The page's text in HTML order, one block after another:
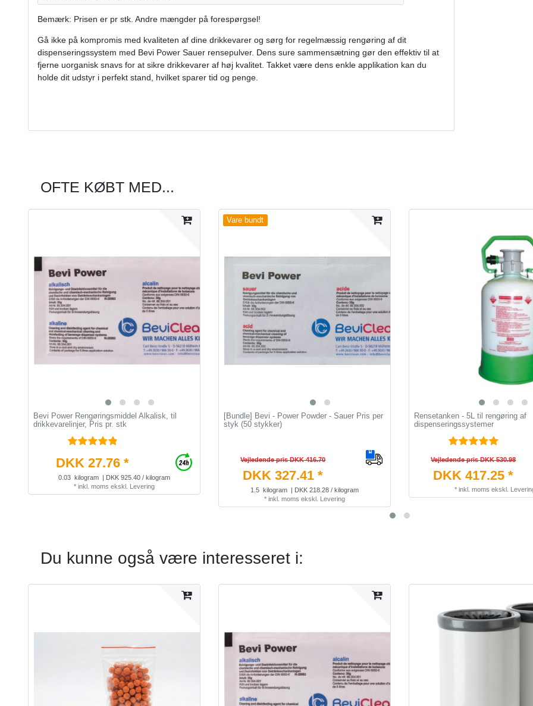
Bemærk: Prisen er pr stk. Andre mængder på forespørgsel!
Gå ikke på kompromis med kvaliteten af ​​dine drikkevarer og sørg for regelmæssig rengøring af dit
dispenseringssystem med Bevi Power Sauer rensepulver. Dens sure sammensætning gør den effektiv til at
fjerne uorganisk snavs for at sikre drikkevarer af høj kvalitet. Takket være dens enkle applikation kan du
holde dit udstyr i perfekt stand, hvilket sparer tid og penge.
OFTE KØBT MED...
Bevi Power Rengøringsmiddel Alkalisk, til
drikkevarelinjer, Pris pr. stk
DKK 27.76 *
0.03 kilogram | DKK 925.40 / kilogram
* inkl. moms ekskl. Levering
Vare bundt
[Bundle] Bevi - Power Powder - Sauer Pris per
styk (50 stykker)
Vejledende pris DKK 416.70
DKK 327.41 *
1.5 kilogram | DKK 218.28 / kilogram
* inkl. moms ekskl. Levering
Rensetanken - 5L til rengøring af
dispenseringssystemer
Vejledende pris DKK 530.98
DKK 417.25 *
* inkl. moms ekskl.
Du kunne også være interesseret i: